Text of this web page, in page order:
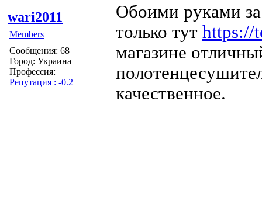
wari2011
Members
Сообщения: 68
Город: Украина
Профессия:
Репутация : -0.2
Обоими руками
только тут https://
магазине
качественное.